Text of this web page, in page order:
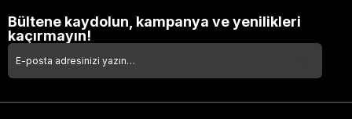
Bültene kaydolun, kampanya ve yenilikleri
kaçırmayın!